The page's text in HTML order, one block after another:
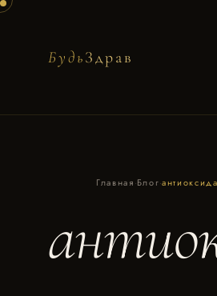
БудьЗдрав
Главная·Блог·